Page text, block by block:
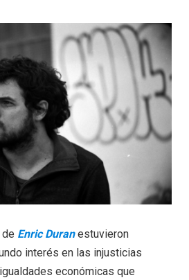
Enric Duranestuvieron
interés en las injusticias
económicas que